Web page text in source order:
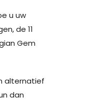
u uw
de 11
Gem
alternatief
dan